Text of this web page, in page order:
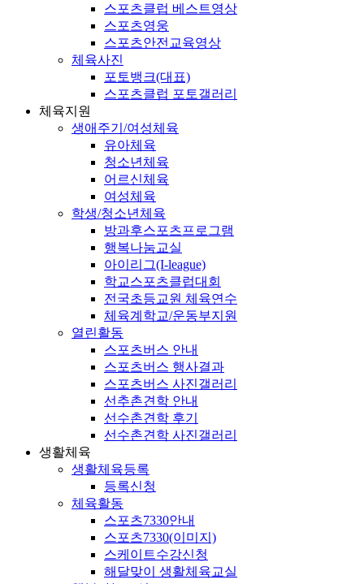
스포츠클럽 베스트영상
스포츠영웅
스포츠안전교육영상
체육사진
포토뱅크(대표)
스포츠클럽 포토갤러리
체육지원
생애주기/여성체육
유아체육
청소년체육
어르신체육
여성체육
학생/청소년체육
방과후스포츠프로그램
행복나눔교실
아이리그(I-league)
학교스포츠클럽대회
전국초등교원 체육연수
체육계학교/운동부지원
열린활동
스포츠버스 안내
스포츠버스 행사결과
스포츠버스 사진갤러리
선추촌견학 안내
선수촌견학 후기
선수촌견학 사진갤러리
생활체육
생활체육등록
등록신청
체육활동
스포츠7330안내
스포츠7330(이미지)
스케이트수강신청
해달맞이 생활체육교실